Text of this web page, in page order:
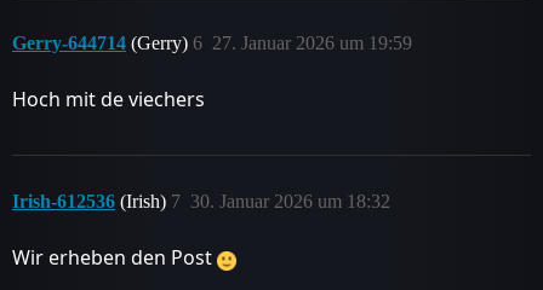
Gerry-644714 (Gerry) 27. Januar 2026 um 19:59
6
Hoch mit de viechers
Irish-612536 (Irish) 30. Januar 2026 um 18:32
7
Wir erheben den Post